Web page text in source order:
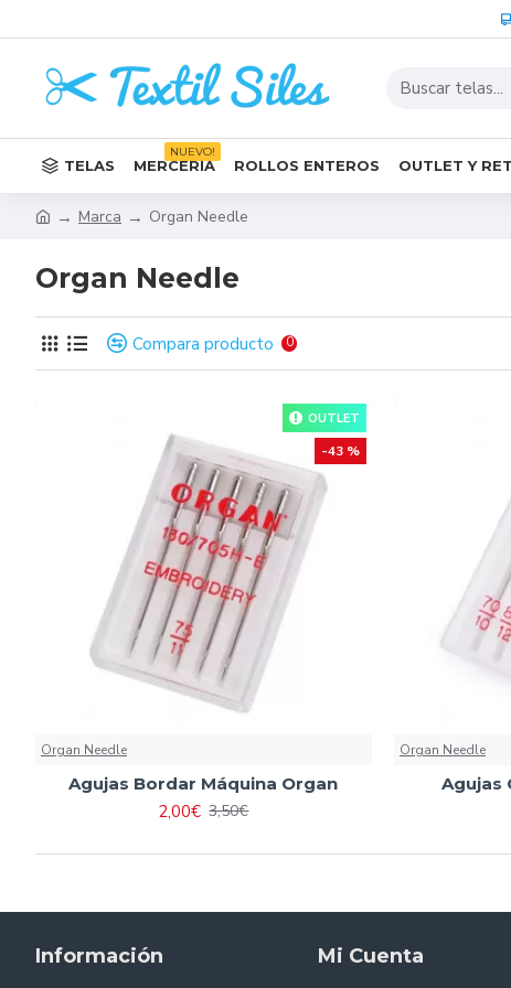
TELAS MERCERÍA
NUEVO!
ROLLOS ENTEROS OUTLET Y
Marca Organ Needle
Organ Needle
Compara producto 0
OUTLET
-43 %
Organ Needle
Agujas Bordar Máquina Organ
2,00€ 3,50€
Organ Needle
Agujas
Información Mi Cuenta